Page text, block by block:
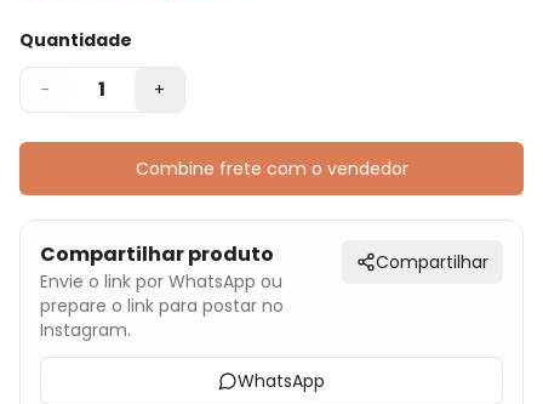
Quantidade
- 1 +
Combine frete com o vendedor
Compartilhar produto
Envie o link por WhatsApp ou
prepare o link para postar no
Instagram.
Compartilhar
WhatsApp